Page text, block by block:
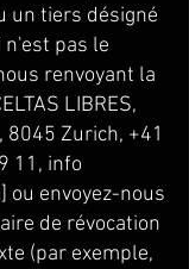
un tiers désigné
n'est pas le
renvoyant la
LIBRES,
8045 Zurich, +41
11 , info
ou envoyez-nous
de révocation
(par exemple,